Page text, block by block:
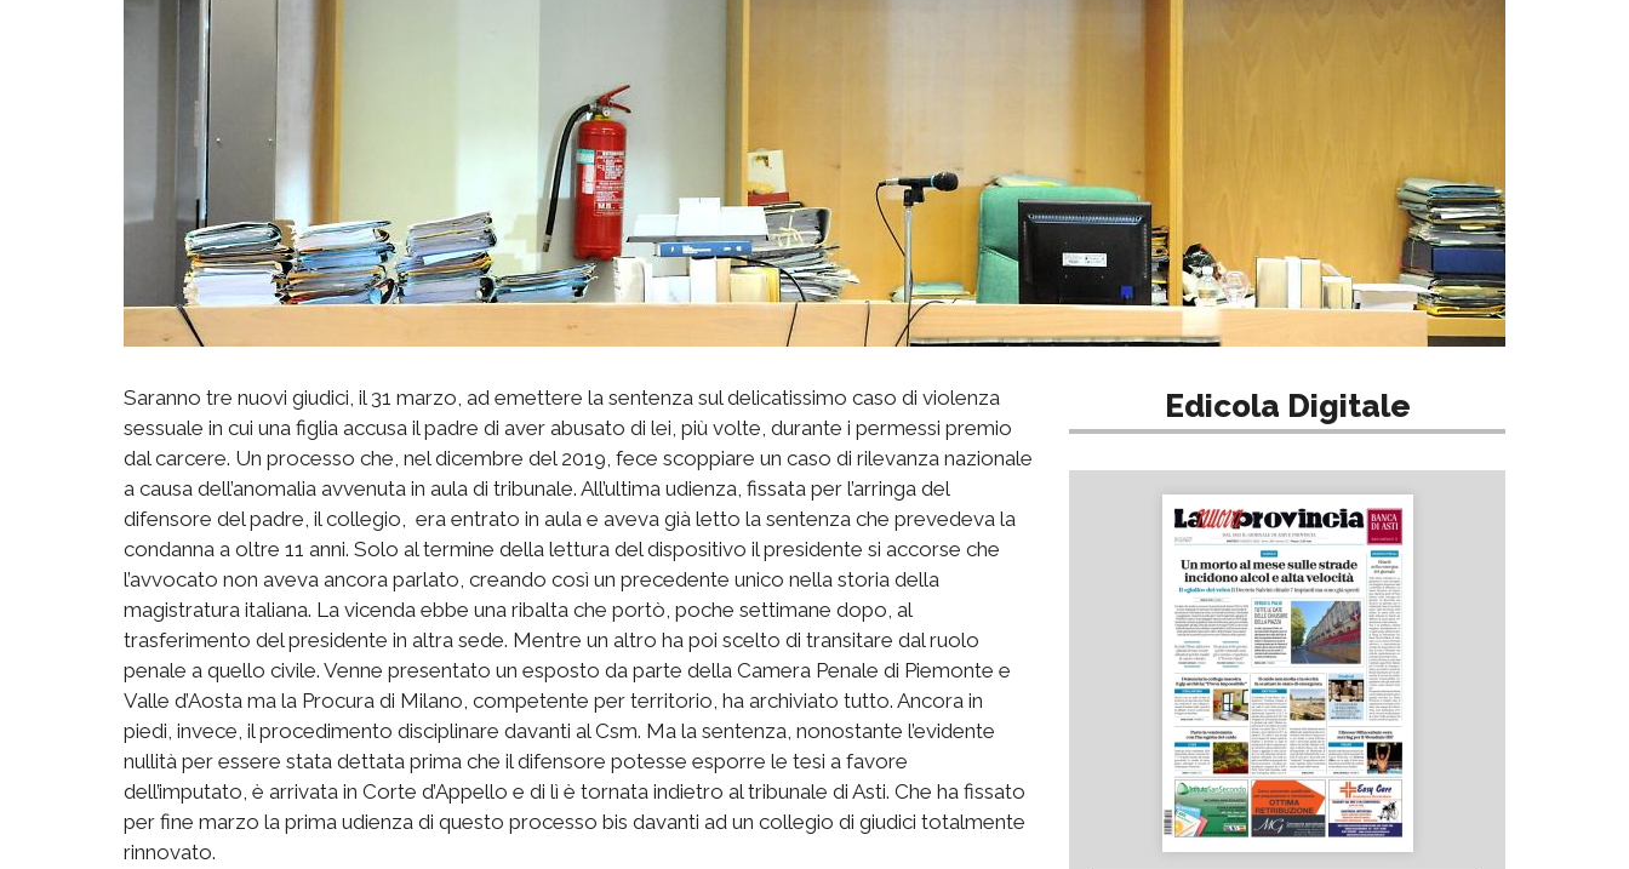
Saranno tre nuovi giudici, il 31 marzo, ad emettere la sentenza sul delicatissimo caso di violenza
sessuale in cui una figlia accusa il padre di aver abusato di lei, più volte, durante i permessi premio
dal carcere. Un processo che, nel dicembre del 2019, fece scoppiare un caso di rilevanza nazionale
a causa dell’anomalia avvenuta in aula di tribunale. All’ultima udienza, fissata per l’arringa del
difensore del padre, il collegio, era entrato in aula e aveva già letto la sentenza che prevedeva la
condanna a oltre 11 anni. Solo al termine della lettura del dispositivo il presidente si accorse che
l’avvocato non aveva ancora parlato, creando così un precedente unico nella storia della
magistratura italiana. La vicenda ebbe una ribalta che portò, poche settimane dopo, al
trasferimento del presidente in altra sede. Mentre un altro ha poi scelto di transitare dal ruolo
penale a quello civile. Venne presentato un esposto da parte della Camera Penale di Piemonte e
Valle d’Aosta ma la Procura di Milano, competente per territorio, ha archiviato tutto. Ancora in
piedi, invece, il procedimento disciplinare davanti al Csm. Ma la sentenza, nonostante l’evidente
nullità per essere stata dettata prima che il difensore potesse esporre le tesi a favore
dell’imputato, è arrivata in Corte d’Appello e di lì è tornata indietro al tribunale di Asti. Che ha fissato
per fine marzo la prima udienza di questo processo bis davanti ad un collegio di giudici totalmente
rinnovato.
Edicola Digitale